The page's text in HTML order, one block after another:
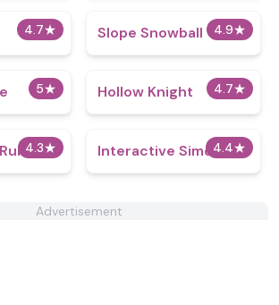
4.7★ 4.9★
Slope Snowball
5★ 4.7★
Hollow Knight
4.3★ 4.4★
Interactive Simon
Advertisement